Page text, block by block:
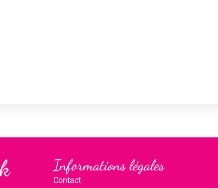
Informations légales
Contact